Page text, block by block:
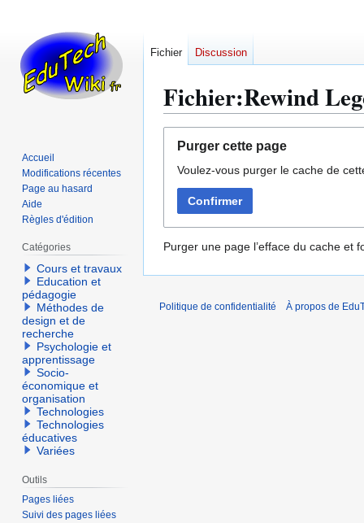
Fichier:Rewind
navigation
recherche
Purger cette page
Voulez-vous purger le cache de
Confirmer
Purger une page l’efface du cache et
Fichier Discussion
Accueil
Modifications récentes
Page au hasard
Aide
Règles d'édition
Catégories
Cours et travaux
Education et
pédagogie
Méthodes de
design et de
recherche
Psychologie et
apprentissage
Socio-
économique et
organisation
Technologies
Technologies
éducatives
Variées
Outils
Pages liées
Suivi des pages liées
Politique de confidentialité À propos de